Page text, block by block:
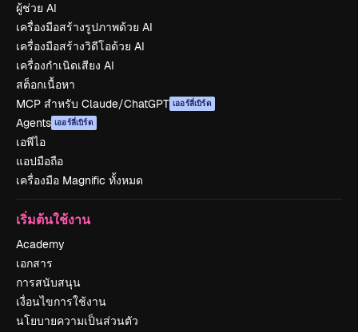
ผู้ช่วย AI
เครื่องมือสร้างรูปภาพด้วย AI
เครื่องมือสร้างวิดีโอด้วย AI
เครื่องกำเนิดเสียง AI
สต็อกเนื้อหา
MCP สำหรับ Claude/ChatGPT เออร์ลี่เบิร์ด
Agents เออร์ลี่เบิร์ด
เอพีไอ
แอปมือถือ
เครื่องมือ Magnific ทั้งหมด
เริ่มต้นใช้งาน
Academy
เอกสาร
การสนับสนุน
เงื่อนไขการใช้งาน
นโยบายความเป็นส่วนตัว